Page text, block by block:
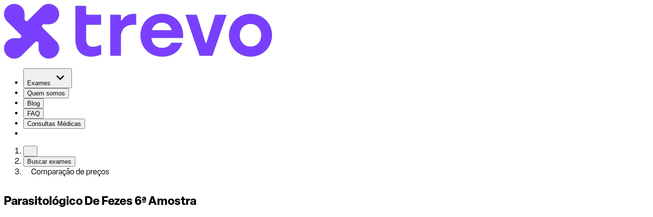
Exames
Quem somos
Blog
FAQ
Consultas Médicas
Buscar exames
Comparação de preços
Parasitológico De Fezes 6ª Amostra